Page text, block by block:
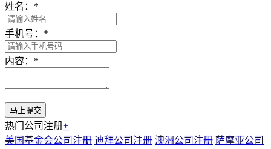
姓名： *
手机号： *
内容： *
热门公司注册+
美国基金会公司注册 迪拜公司注册 澳洲公司注册 萨摩亚公司